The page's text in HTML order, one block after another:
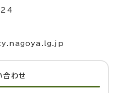
合わせ